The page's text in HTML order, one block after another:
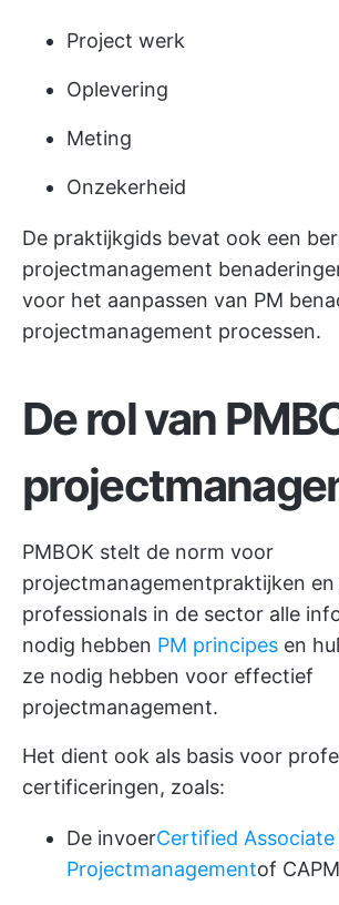
Project werk
Oplevering
Meting
Onzekerheid
De praktijkgids bevat ook een
projectmanagement
voor het aanpassen van PM
projectmanagement processen.
De rol van
PMBOK stelt de norm voor
projectmanagementpraktijken
professionals in de sector alle
nodig hebben PM principes en
ze nodig hebben voor effectief
projectmanagement.
Het dient ook als basis voor
certificeringen, zoals:
De invoerCertified Associate
Projectmanagementof CAPM